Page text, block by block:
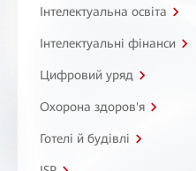
Інтелектуальна освіта
Інтелектуальні фінанси
Цифровий уряд
Охорона здоров'я
Готелі й будівлі